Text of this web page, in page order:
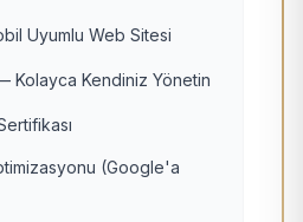
Uyumlu Web Sitesi
Kolayca Kendiniz Yönetin
(Google'a